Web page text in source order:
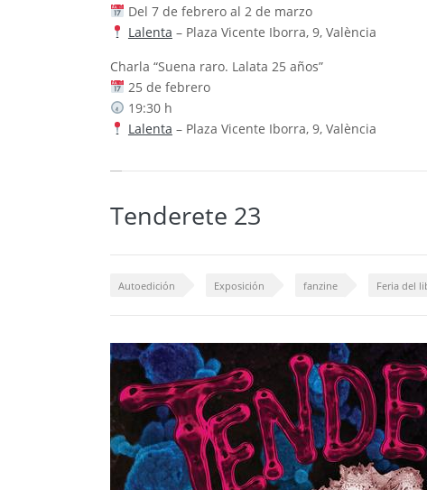
Del 7 de febrero al 2 de marzo
Lalenta – Plaza Vicente Iborra, 9, València
Charla “Suena raro. Lalata 25 años”
25 de febrero
19:30 h
Lalenta – Plaza Vicente Iborra, 9, València
Tenderete 23
Autoedición Exposición fanzine Feria del